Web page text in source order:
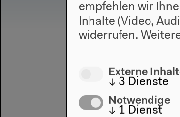
empfehlen wir
Inhalte (Video,
widerrufen.
Externe
↓ 3 Dienste
Notwendige
↓ 1 Dienst